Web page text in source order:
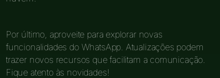
Por último, aproveite para explorar novas
funcionalidades do WhatsApp. Atualizações podem
trazer novos recursos que facilitam a comunicação.
Fique atento às novidades!